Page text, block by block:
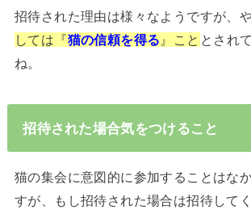
招待された理由は様々なようですが、
しては『猫の信頼を得る 』こと とされ
ね。
招待された場合気をつけること
猫の集会に意図的に参加することはな
すが、もし招待された場合は招待して